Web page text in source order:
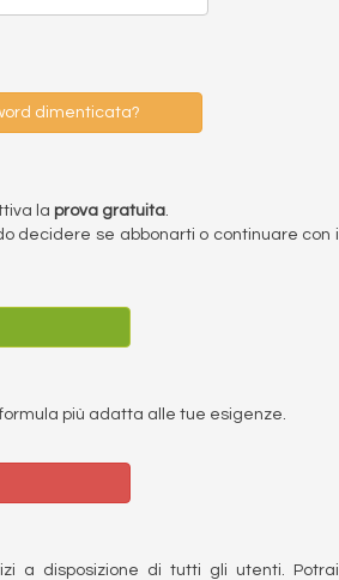
dimenticata?
la prova gratuita.
decidere se abbonarti o continuare con i
più adatta alle tue esigenze.
a disposizione di tutti gli utenti. Potrai